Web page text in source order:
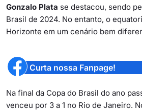
Gonzalo Plata se destacou, sendo
Brasil de 2024. No entanto, o
Horizonte em um cenário bem
Curta nossa Fanpage!
Na final da Copa do Brasil do ano
venceu por 3 a 1 no Rio de Janeiro.